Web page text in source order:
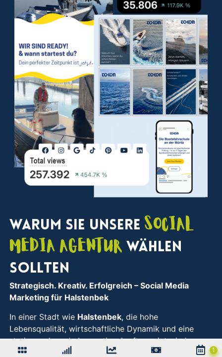
Warum Sie unsere Social
Media Agentur wählen
sollten
Strategisch. Kreativ. Erfolgreich – Social Media
Marketing für Halstenbek
In einer Stadt wie Halstenbek, die hohe
Lebensqualität, wirtschaftliche Dynamik und eine
stetig wachsende Innovationskraft vereint, sind
durchdachte Strategien gefragt, um digital sichtbar